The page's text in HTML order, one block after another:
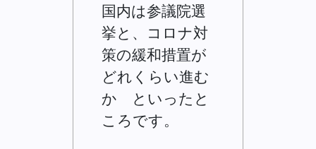
国内は参議院選
挙と、コロナ対
策の緩和措置が
どれくらい進む
か といったと
ころです。